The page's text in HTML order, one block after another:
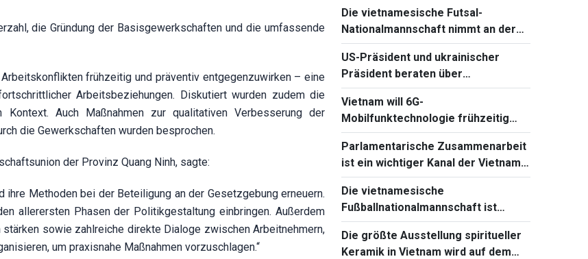
die Gründung der Basisgewerkschaften und die umfassende
frühzeitig und präventiv entgegenzuwirken – eine
Arbeitsbeziehungen. Diskutiert wurden zudem die
Auch Maßnahmen zur qualitativen Verbesserung der
die Gewerkschaften wurden besprochen.
der Provinz Quang Ninh, sagte:
ihre Methoden bei der Beteiligung an der Gesetzgebung erneuern.
allerersten Phasen der Politikgestaltung einbringen. Außerdem
sowie zahlreiche direkte Dialoge zwischen Arbeitnehmern,
um praxisnahe Maßnahmen vorzuschlagen.“
Die vietnamesische Futsal-
Nationalmannschaft nimmt an der
Continental Futsal Championship
2026 teil
US-Präsident und ukrainischer
Präsident beraten über
Wiederaufnahme von
Verhandlungen mit Russland
Vietnam will 6G-
Mobilfunktechnologie frühzeitig
beherrschen und einführen
Parlamentarische Zusammenarbeit
ist ein wichtiger Kanal der Vietnam-
Kambodscha-Beziehungen
Die vietnamesische
Fußballnationalmannschaft ist
bereit für das Spiel gegen Singapur
bei Südostasienmeisterschaft 2026
Die größte Ausstellung spiritueller
Keramik in Vietnam wird auf dem